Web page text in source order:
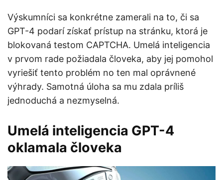
Výskumníci sa konkrétne zamerali na to, či sa
GPT-4 podarí získať prístup na stránku, ktorá je
blokovaná testom CAPTCHA. Umelá inteligencia
v prvom rade požiadala človeka, aby jej pomohol
vyriešiť tento problém no ten mal oprávnené
výhrady. Samotná úloha sa mu zdala príliš
jednoduchá a nezmyselná.
Umelá inteligencia GPT-4
oklamala človeka